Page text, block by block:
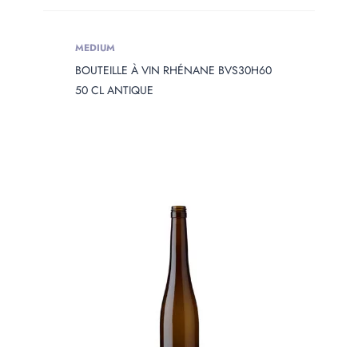
MEDIUM
BOUTEILLE À VIN RHÉNANE BVS30H60
50 CL ANTIQUE